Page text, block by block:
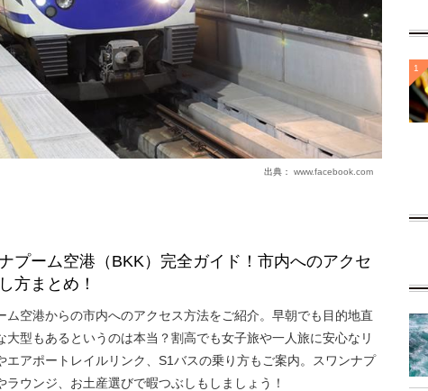
出典： www.facebook.com
プーム空港（BKK）完全ガイド！市内へのアクセ
方まとめ！
ム空港からの市内へのアクセス方法をご紹介。早朝でも目的地直
大型もあるというのは本当？割高でも女子旅や一人旅に安心なリ
エアポートレイルリンク、S1バスの乗り方もご案内。スワンナプ
ラウンジ、お土産選びで暇つぶしもしましょう！
1